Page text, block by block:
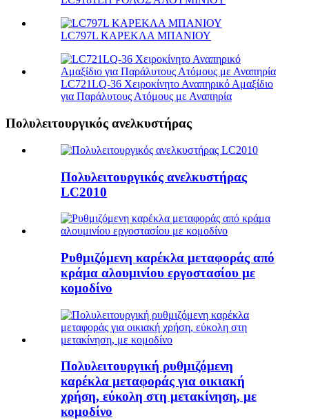
LC797L ΚΑΡΕΚΛΑ ΜΠΑΝΙΟΥ
LC721LQ-36 Χειροκίνητο Αναπηρικό Αμαξίδιο
για Παράλυτους Ατόμους με Αναπηρία
Πολυλειτουργικός ανελκυστήρας
Πολυλειτουργικός ανελκυστήρας
LC2010
Ρυθμιζόμενη καρέκλα μεταφοράς από
κράμα αλουμινίου εργοστασίου με
κομοδίνο
Πολυλειτουργική ρυθμιζόμενη
καρέκλα μεταφοράς για οικιακή
χρήση, εύκολη στη μετακίνηση, με
κομοδίνο